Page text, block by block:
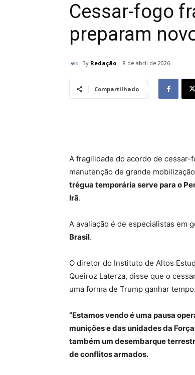
Cessar-fogo
preparam
By Redação 8 de abril de 2026
Compartilhado
A fragilidade do acordo de cessar-
manutenção de grande
trégua temporária serve para o
Irã.
A avaliação é de especialistas em
Brasil.
O diretor do Instituto de Altos
Queiroz Laterza, disse que o
uma forma de Trump ganhar tempo.
“Estamos vendo é uma pausa
munições e das unidades da
também um desembarque
de conflitos armados.